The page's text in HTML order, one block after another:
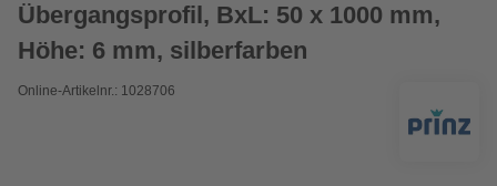
Übergangsprofil, BxL: 50 x 1000 mm,
Höhe: 6 mm, silberfarben
Online-Artikelnr.: 1028706